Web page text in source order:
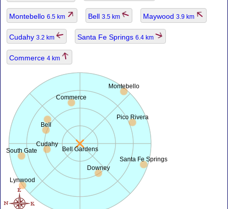
Montebello 6.5 km Bell 3.5 km Maywood 3.9 km
Cudahy 3.2 km Santa Fe Springs 6.4 km
Commerce 4 km
Bell Gardens
Downey
South Gate
Lynwood
Pico Rivera
Montebello
Bell
Cudahy
Santa Fe Springs
Commerce